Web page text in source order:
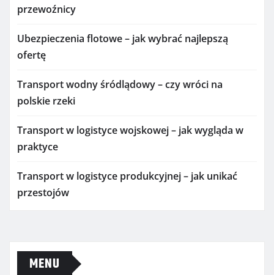
przewoźnicy
Ubezpieczenia flotowe – jak wybrać najlepszą
ofertę
Transport wodny śródlądowy – czy wróci na
polskie rzeki
Transport w logistyce wojskowej – jak wygląda w
praktyce
Transport w logistyce produkcyjnej – jak unikać
przestojów
MENU